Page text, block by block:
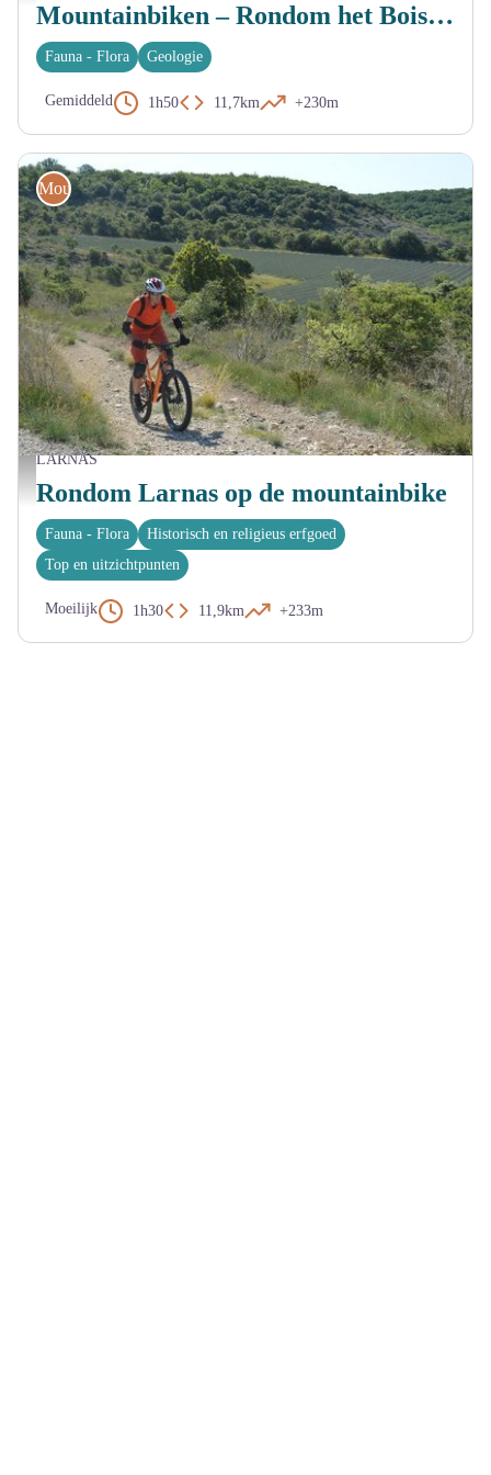
Mountainbiken – Rondom het Bois des Bruyères
Fauna - Flora Geologie
Gemiddeld 1h50 11,7km +230m
Mountainbike
LARNAS
Rondom Larnas op de mountainbike
Fauna - Flora
Historisch en religieus erfgoed
Top en uitzichtpunten
Moeilijk 1h30 11,9km +233m